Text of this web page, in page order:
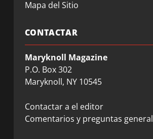
Mapa del Sitio
CONTACTAR
Maryknoll Magazine
P.O. Box 302
Maryknoll, NY 10545
Contactar a el editor
Comentarios y preguntas